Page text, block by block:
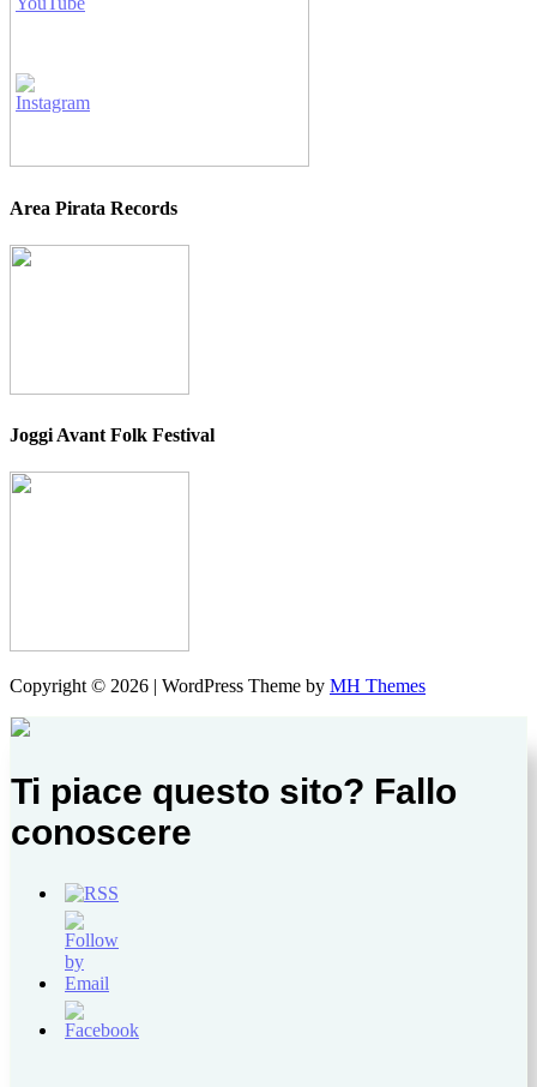
Area Pirata Records
Joggi Avant Folk Festival
Copyright © 2026 | WordPress Theme by MH Themes
Ti piace questo sito? Fallo
conoscere